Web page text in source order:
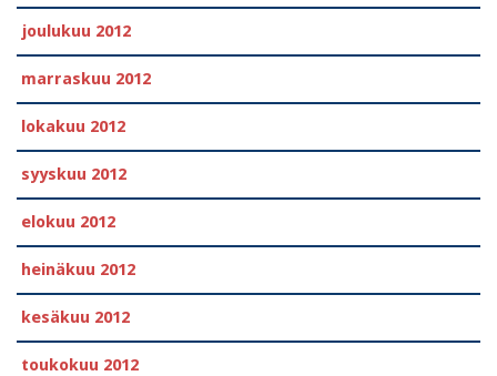
joulukuu 2012
marraskuu 2012
lokakuu 2012
syyskuu 2012
elokuu 2012
heinäkuu 2012
kesäkuu 2012
toukokuu 2012